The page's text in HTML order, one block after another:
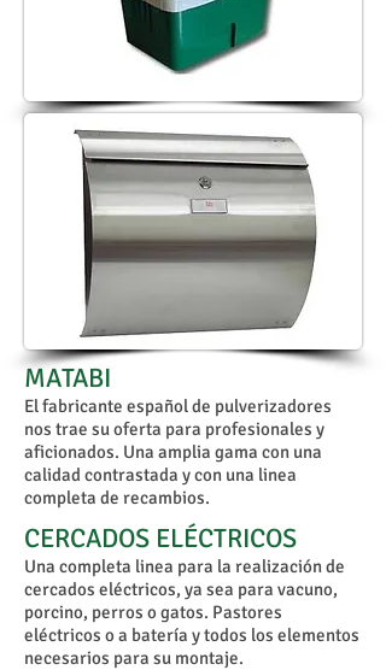
MATABI
El fabricante español de pulverizadores
nos trae su oferta para profesionales y
aficionados. Una amplia gama con una
calidad contrastada y con una linea
completa de recambios.
CERCADOS ELÉCTRICOS
​Una completa linea para la realización de
cercados eléctricos, ya sea para vacuno,
porcino, perros o gatos. Pastores
eléctricos o a batería y todos los elementos
necesarios para su montaje.